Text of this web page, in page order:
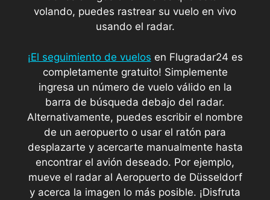
volando, puedes rastrear su vuelo en vivo
usando el radar.
¡El seguimiento de vuelos en Flugradar24 es
completamente gratuito! Simplemente
ingresa un número de vuelo válido en la
barra de búsqueda debajo del radar.
Alternativamente, puedes escribir el nombre
de un aeropuerto o usar el ratón para
desplazarte y acercarte manualmente hasta
encontrar el avión deseado. Por ejemplo,
mueve el radar al Aeropuerto de Düsseldorf
y acerca la imagen lo más posible. ¡Disfruta